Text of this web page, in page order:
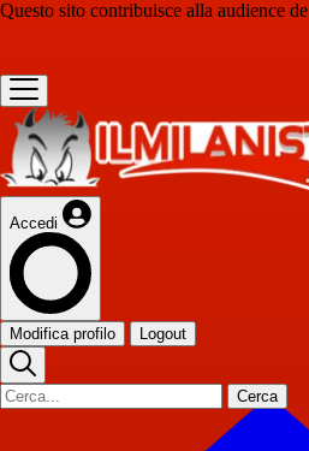
Questo sito contribuisce alla audience de
Accedi
Modifica profilo Logout
Cerca